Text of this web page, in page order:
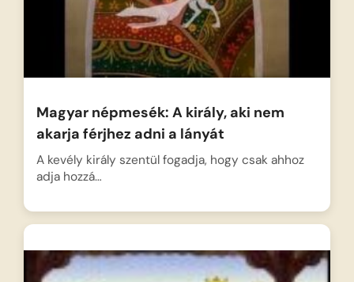
Magyar népmesék: A király, aki nem
akarja férjhez adni a lányát
A kevély király szentül fogadja, hogy csak ahhoz
adja hozzá…